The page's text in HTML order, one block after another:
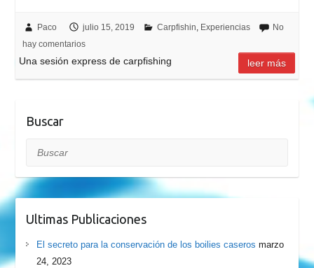
Paco julio 15, 2019 Carpfishin, Experiencias
No
hay comentarios
Una sesión express de carpfishing leer más
Buscar
Buscar
Ultimas Publicaciones
El secreto para la conservación de los boilies caseros marzo
24, 2023